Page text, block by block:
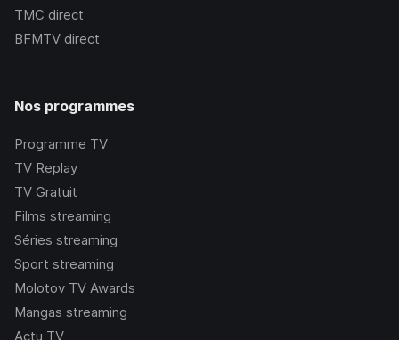
TMC direct
BFMTV direct
Nos programmes
Programme TV
TV Replay
TV Gratuit
Films streaming
Séries streaming
Sport streaming
Molotov TV Awards
Mangas streaming
Actu TV